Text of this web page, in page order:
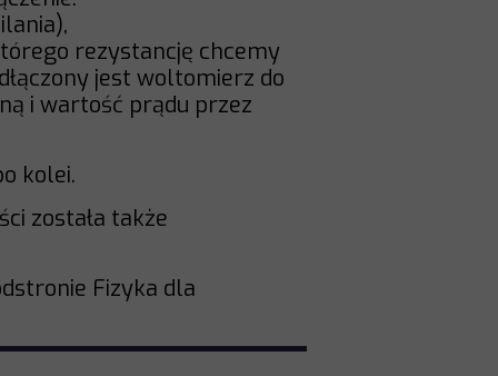
rezystancję chcemy
jest woltomierz do
i wartość prądu przez
kolei.
została także
Fizyka dla